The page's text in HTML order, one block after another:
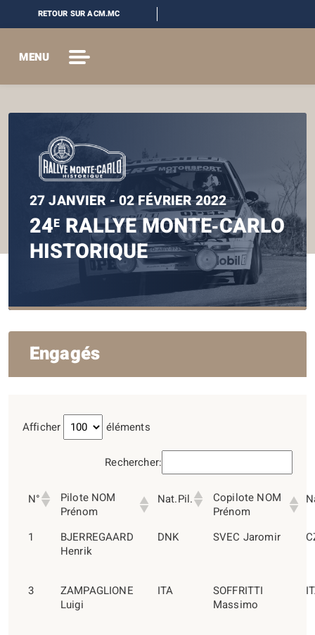
RETOUR SUR ACM.MC
MENU
27 JANVIER - 02 FÉVRIER 2022
24E RALLYE MONTE‑CARLO
HISTORIQUE
Engagés
Afficher éléments
Rechercher:
N°
Pilote NOM
Prénom
Nat.Pil.
Copilote NOM
Prénom
1
BJERREGAARD
Henrik
DNK SVEC Jaromir
3
ZAMPAGLIONE
Luigi
ITA
SOFFRITTI
Massimo